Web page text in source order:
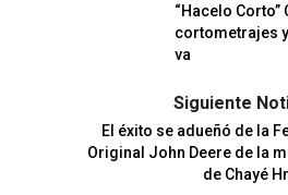
“Hacelo Corto”
cortometrajes
va
Siguiente
El éxito se adueñó de la
Original John Deere de la
de Chayé